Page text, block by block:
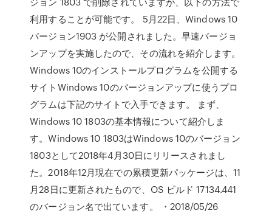
利用することが可能です。 5月22日、Windows 10
バージョン1903 が公開されました。早速バージョ
ンアップを実施したので、その流れを紹介します。
Windows 10のインストールプログラムを公開する
サイトWindows 10のバージョンアップに使うプロ
グラムは下記のサイトで入手できます。 まず、
Windows 10 1803の基本情報について紹介しま
す。Windows 10 1803はWindows 10のバージョン
1803として2018年4月30日にリリースされまし
た。2018年12月現在での累積更新パッケージは、11
月28日に更新されたもので、OS ビルド 17134.441
のバージョン名で出ています。 ・2018/05/26